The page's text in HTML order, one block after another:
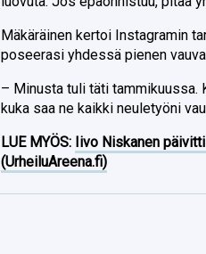
Mäkäräinen kertoi Instagramin
poseerasi yhdessä pienen
– Minusta tuli täti tammikuussa.
kuka saa ne kaikki neuletyöni
LUE MYÖS: Iivo Niskanen
(UrheiluAreena.fi)